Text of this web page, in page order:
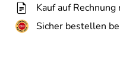
Kauf auf Rechnung
Sicher bestellen